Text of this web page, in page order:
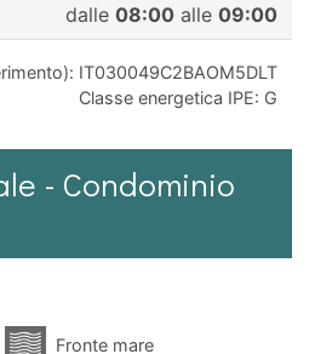
dalle 08:00alle 09:00
IT030049C2BAOM5DLT
Classe energetica IPE: G
- Condominio
Fronte mare